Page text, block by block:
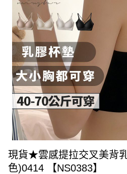
現貨★雲感提拉交叉美背
色)0414 【NS0383】